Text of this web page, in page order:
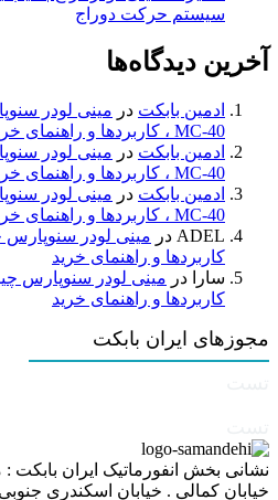
سیستم حرکت دوراج
آخرین دیدگاه‌ها
ادمین بابکت در
MC-40 ، کاربردها و راهنمای خرید
ادمین بابکت در
MC-40 ، کاربردها و راهنمای خرید
ادمین بابکت در
MC-40 ، کاربردها و راهنمای خرید
ADEL در
کاربردها و راهنمای خرید
سارا
در
کاربردها و راهنمای خرید
مجوزهای ایران بابکت
نشانی بخش انفورماتیک ایران بابکت